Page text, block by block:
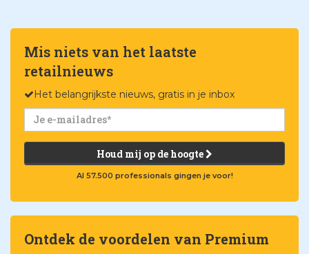
Mis niets van het laatste
retailnieuws
Het belangrijkste nieuws, gratis in je inbox
Houd mij op de hoogte
Al 57.500 professionals gingen je voor!
Ontdek de voordelen van Premium